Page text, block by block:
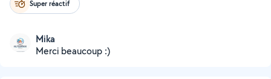
Super réactif
Mika
Merci beaucoup :)